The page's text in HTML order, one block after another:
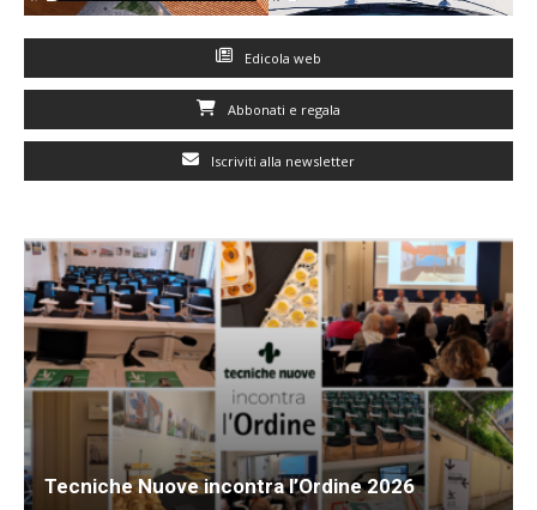
Edicola web
Abbonati e regala
Iscriviti alla newsletter
Tecniche Nuove incontra l’Ordine 2026